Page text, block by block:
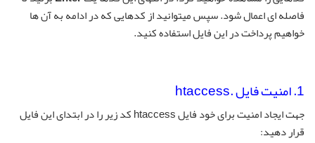
فاصله ای اعمال شود. سپس میتوانید از کدهایی که در ادامه به آن ها
خواهیم پرداخت در این فایل استفاده کنید.
1. امنیت فایل .htaccess
جهت ایجاد امنیت برای خود فایل htaccess کد زیر را در ابتدای این فایل
قرار دهید: